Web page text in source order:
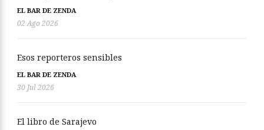
EL BAR DE ZENDA
02 Ago 2026
Esos reporteros sensibles
EL BAR DE ZENDA
30 Jul 2026
El libro de Sarajevo